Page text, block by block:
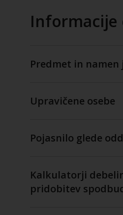
Informacije
Predmet in namen
Upravičene osebe
Pojasnilo glede
Kalkulatorji
pridobitev